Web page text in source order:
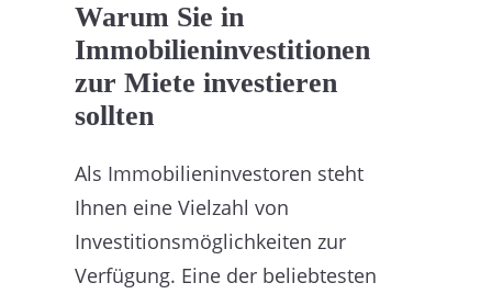
Warum Sie in
Immobilieninvestitionen
zur Miete investieren
sollten
Als Immobilieninvestoren steht
Ihnen eine Vielzahl von
Investitionsmöglichkeiten zur
Verfügung. Eine der beliebtesten